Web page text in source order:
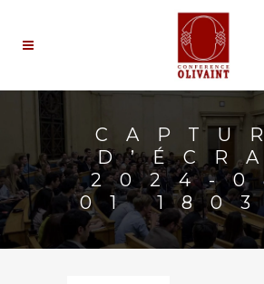
2024-
01